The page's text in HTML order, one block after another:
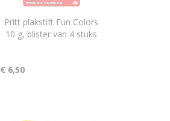
Pritt plakstift Fun Colors
10 g, blister van 4 stuks
€ 6,50